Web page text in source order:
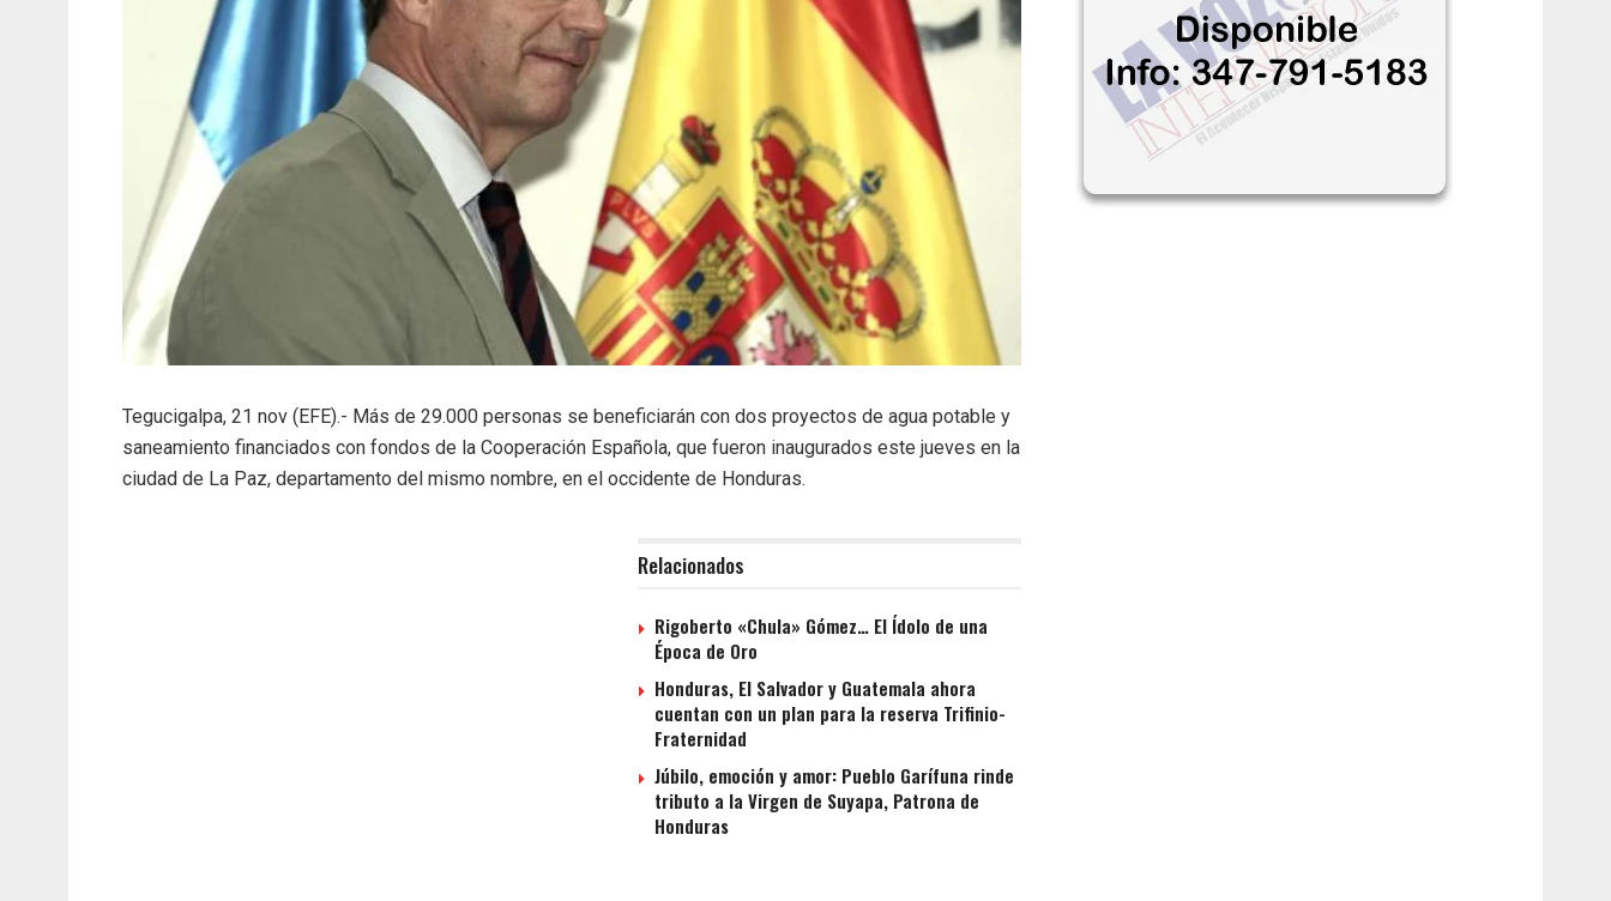
Tegucigalpa, 21 nov (EFE).- Más de 29.000 personas se beneficiarán con dos proyectos de agua potable y
saneamiento financiados con fondos de la Cooperación Española, que fueron inaugurados este jueves en la
ciudad de La Paz, departamento del mismo nombre, en el occidente de Honduras.
Relacionados
Rigoberto «Chula» Gómez… El Ídolo de una
Época de Oro
Honduras, El Salvador y Guatemala ahora
cuentan con un plan para la reserva Trifinio-
Fraternidad
Júbilo, emoción y amor: Pueblo Garífuna rinde
tributo a la Virgen de Suyapa, Patrona de
Honduras